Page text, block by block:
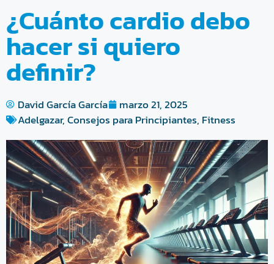
¿Cuánto cardio debo
hacer si quiero
definir?
David García García
marzo 21, 2025
Adelgazar,Consejos para Principiantes, Fitness